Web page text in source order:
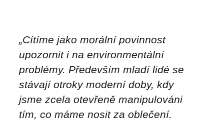
„Cítíme jako morální povinnost
upozornit i na environmentální
problémy. Především mladí lidé se
stávají otroky moderní doby, kdy
jsme zcela otevřeně manipulováni
tím, co máme nosit za oblečení.